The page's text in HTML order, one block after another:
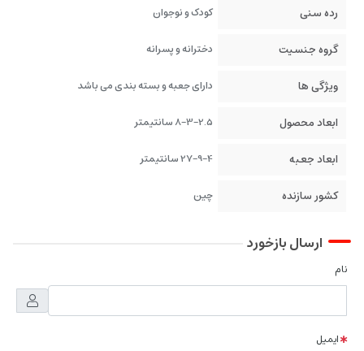
رده سنی کودک و نوجوان
گروه جنسیت دخترانه و پسرانه
ویژگی ها دارای جعبه و بسته بندی می باشد
ابعاد محصول 8-3-2.5 سانتیمتر
ابعاد جعبه 27-9-4 سانتیمتر
کشور سازنده چین
ارسال بازخورد
نام
ایمیل